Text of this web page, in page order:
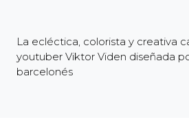
La ecléctica, colorista y creativa
youtuber Viktor Viden diseñada
barcelonés